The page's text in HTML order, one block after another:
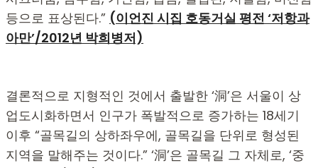
등으로 표상된다.” (이언진 시집 호동거실 평전 ‘저항과
아만’/2012년 박희병저)
결론적으로 지형적인 것에서 출발한 ‘洞’은 서울이 상
업도시화하면서 인구가 폭발적으로 증가하는 18세기
이후 “골목길의 상하좌우에, 골목길을 단위로 형성된
지역을 말해주는 것이다.” ‘洞’은 골목길 그 자체로, ‘중